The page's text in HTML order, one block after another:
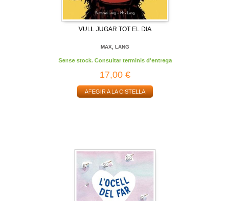
VULL JUGAR TOT EL DIA
MAX, LANG
Sense stock. Consultar terminis d'entrega
17,00 €
AFEGIR A LA CISTELLA